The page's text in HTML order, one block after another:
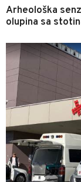
Arheološka
olupina sa